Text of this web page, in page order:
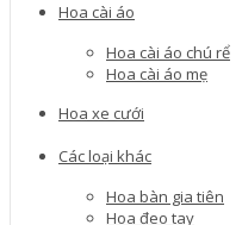
Hoa cài áo
Hoa cài áo chú rể
Hoa cài áo mẹ
Hoa xe cưới
Các loại khác
Hoa bàn gia tiên
Hoa đeo tay